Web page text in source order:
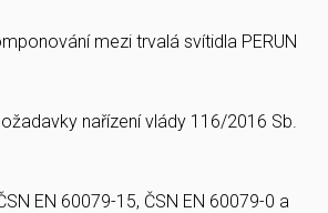
mezi trvalá svítidla PERUN
nařízení vlády 116/2016 Sb.
EN 60079-15, ČSN EN 60079-0 a